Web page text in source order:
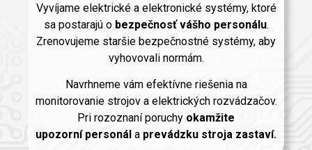
Vyvíjame elektrické a elektronické systémy, ktoré
sa postarajú o bezpečnosť vášho personálu.
Zrenovujeme staršie bezpečnostné systémy, aby
vyhovovali normám.
Navrhneme vám efektívne riešenia na
monitorovanie strojov a elektrických rozvádzačov.
Pri rozoznaní poruchy okamžite
upozorní personál a prevádzku stroja zastaví.